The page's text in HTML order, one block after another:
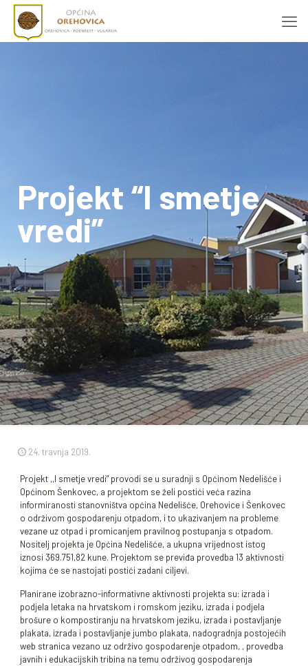
Projekt “I smetje
vredi”
24. travnja 2019.
Projekt ,,I smetje vredi” provodi se u suradnji s Općinom Nedelišće i
Općinom Šenkovec, a projektom se želi postići veća razina
informiranosti stanovništva općina Nedelišće, Orehovice i Šenkovec
o održivom gospodarenju otpadom, i to ukazivanjem na probleme
vezane uz otpad i promicanjem pravilnog postupanja s otpadom.
Nositelj projekta je Općina Nedelišće, a ukupna vrijednost istog
iznosi 369.751,82 kune. Projektom se previđa provedba 13 aktivnosti
kojima će se nastojati postići zadani ciljevi.
Planirane izobrazno-informativne aktivnosti projekta su: izrada i
podjela letaka na hrvatskom i romskom jeziku, izrada i podjela
brošure o kompostiranju na hrvatskom jeziku, izrada i postavljanje
plakata, izrada i postavljanje jumbo plakata, nadogradnja postojećih
web stranica vezano uz održivo gospodarenje otpadom, , provedba
javnih i edukacijskih tribina na temu održivog gospodarenja